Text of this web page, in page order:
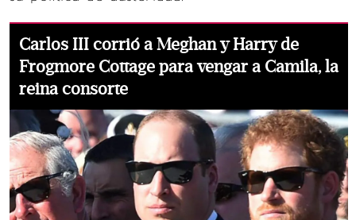
Carlos III corrió a Meghan y Harry de
Frogmore Cottage para vengar a Camila, la
reina consorte